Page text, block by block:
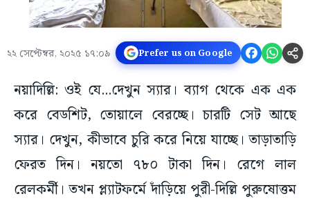
২২ সেপ্টেম্বর, ২০২৫ ১৭:০৯ Prefer us on Google
নয়াদিল্লি: ওই যে...দেখুন স্যার। ব্যাগ থেকে এক এক
করে বেডশিট, তোয়ালে বেরচ্ছে। চারটি সেট আছে
স্যার। দেখুন, কীভাবে চুরি করে নিয়ে যাচ্ছে। তাড়াতাড়ি
ফেরত দিন। নয়তো ৭৮০ টাকা দিন। রেগে লাল
রেলকর্মী। তখন প্ল্যাটফর্মে দাঁড়িয়ে পুরী-দিল্লি পুরুষোত্তম